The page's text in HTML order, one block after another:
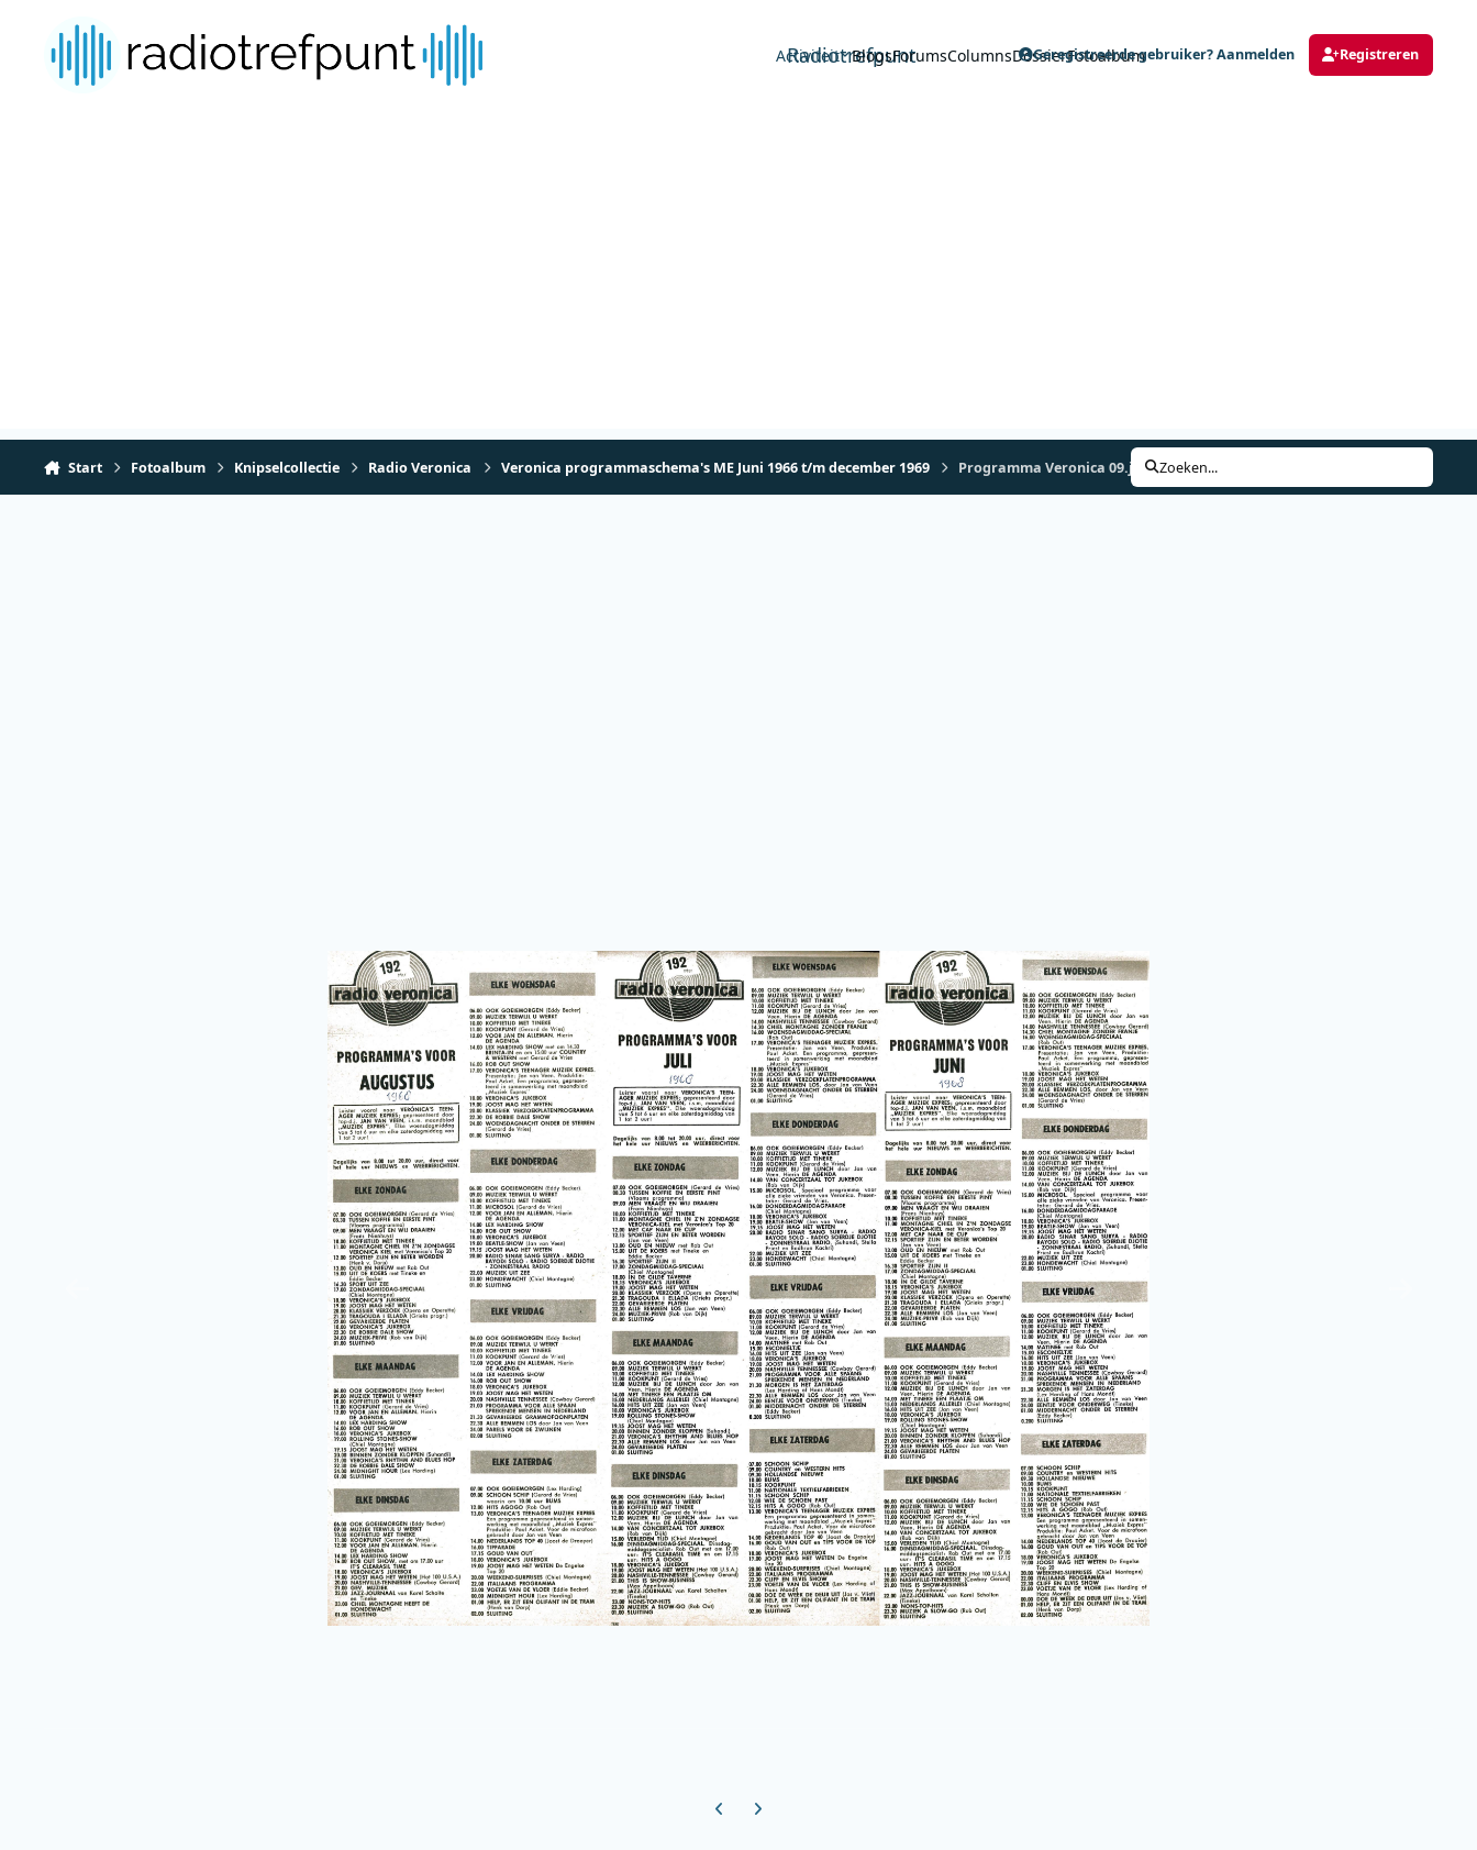
Radiotrefpunt
Activiteit BlogsForumsColumnsDossierFotoalbum
Geregistreerde gebruiker? Aanmelden Registreren
Start Fotoalbum Knipselcollectie Radio Veronica Veronica programmaschema's ME Juni 1966 t/m december 1969 Programma Veronica 09.jpg Zoeken...
Previous carousel slide
Next carousel slide